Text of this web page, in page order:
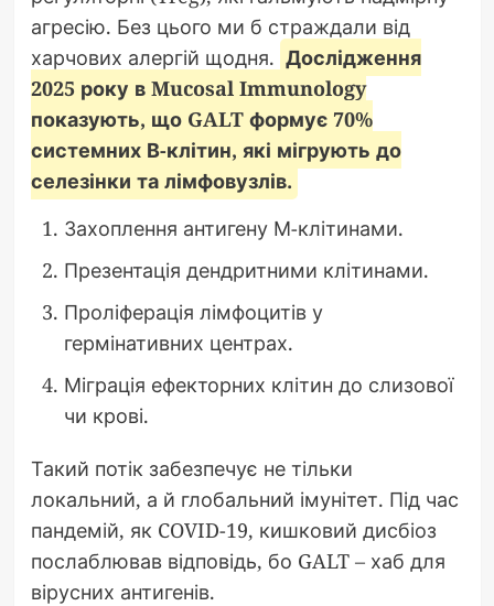
агресію. Без цього ми б страждали від
харчових алергій щодня. Дослідження
2025 року в Mucosal Immunology
показують, що GALT формує 70%
системних В-клітин, які мігрують до
селезінки та лімфовузлів.
Захоплення антигену М-клітинами.
Презентація дендритними клітинами.
Проліферація лімфоцитів у
гермінативних центрах.
Міграція ефекторних клітин до слизової
чи крові.
Такий потік забезпечує не тільки
локальний, а й глобальний імунітет. Під час
пандемій, як COVID-19, кишковий дисбіоз
послаблював відповідь, бо GALT – хаб для
вірусних антигенів.